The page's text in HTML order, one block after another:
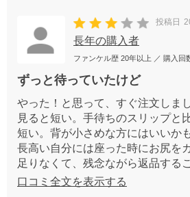
投稿日
長年の購入者
ファンケル歴 20年以上 ／ 購入回
ずっと待っていたけど
やった！と思って、すぐ注文しま
見ると短い。手待ちのスリップと
短い。背が小さめな方にはいいか
長高い自分には座った時にお尻を
足りなくて、残念ながら返品する
す！トールサイズ、というかあと
口コミ全文を表示する